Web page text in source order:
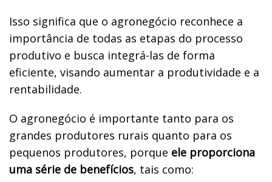
Isso significa que o agronegócio reconhece a
importância de todas as etapas do processo
produtivo e busca integrá-las de forma
eficiente, visando aumentar a produtividade e a
rentabilidade.
O agronegócio é importante tanto para os
grandes produtores rurais quanto para os
pequenos produtores, porque ele proporciona
uma série de benefícios, tais como: